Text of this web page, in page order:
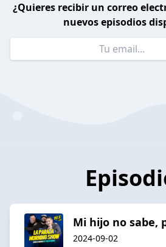
¿Quieres recibir un correo
nuevos episodios
Mi hijo no sabe,
2024-09-02